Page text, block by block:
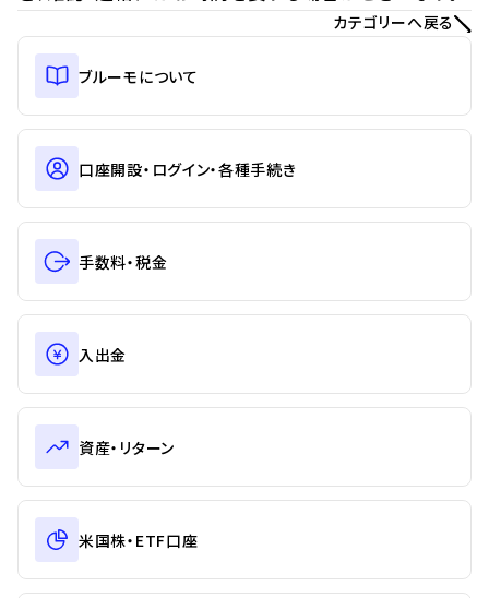
カテゴリーへ戻る
ブルーモについて
口座開設・ログイン・各種手続き
手数料・税金
入出金
資産・リターン
米国株・ETF口座